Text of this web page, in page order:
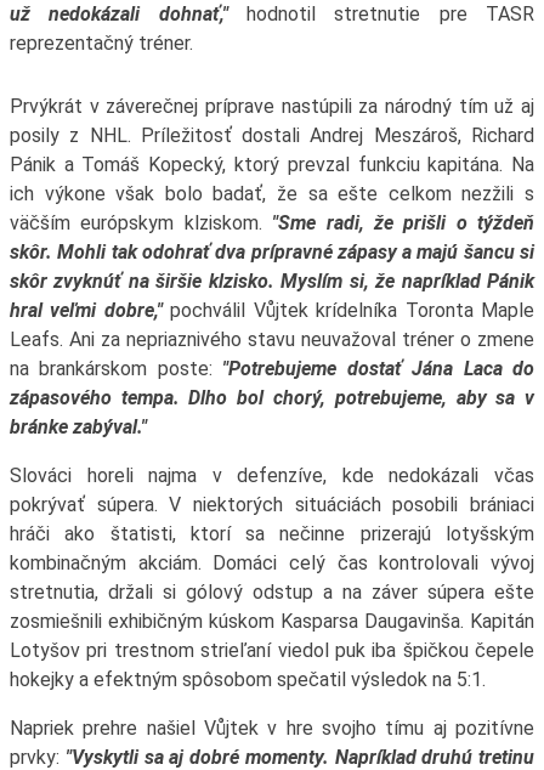
už nedokázali dohnať,"hodnotil stretnutie pre TASR
reprezentačný tréner.
Prvýkrát v záverečnej príprave nastúpili za národný tím už aj
posily z NHL. Príležitosť dostali Andrej Meszároš, Richard
Pánik a Tomáš Kopecký, ktorý prevzal funkciu kapitána. Na
ich výkone však bolo badať, že sa ešte celkom nezžili s
väčším európskym klziskom. "Sme radi, že prišli o týždeň
skôr. Mohli tak odohrať dva prípravné zápasy a majú šancu si
skôr zvyknúť na širšie klzisko. Myslím si, že napríklad Pánik
hral veľmi dobre,"pochválil Vůjtek krídelníka Toronta Maple
Leafs. Ani za nepriaznivého stavu neuvažoval tréner o zmene
na brankárskom poste: "Potrebujeme dostať Jána Laca do
zápasového tempa. Dlho bol chorý, potrebujeme, aby sa v
bránke zabýval."
Slováci horeli najma v defenzíve, kde nedokázali včas
pokrývať súpera. V niektorých situáciách posobili brániaci
hráči ako štatisti, ktorí sa nečinne prizerajú lotyšským
kombinačným akciám. Domáci celý čas kontrolovali vývoj
stretnutia, držali si gólový odstup a na záver súpera ešte
zosmiešnili exhibičným kúskom Kasparsa Daugavinša. Kapitán
Lotyšov pri trestnom strieľaní viedol puk iba špičkou čepele
hokejky a efektným spôsobom spečatil výsledok na 5:1.
Napriek prehre našiel Vůjtek v hre svojho tímu aj pozitívne
prvky: "Vyskytli sa aj dobré momenty. Napríklad druhú tretinu